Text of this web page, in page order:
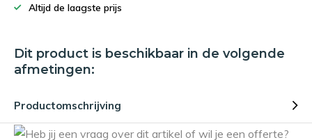
Altijd de laagste prijs
Dit product is beschikbaar in de volgende
afmetingen:
Productomschrijving